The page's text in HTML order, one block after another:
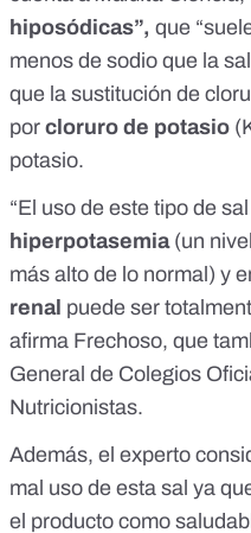
hiposódicas”, que
menos de sodio que la
que la sustitución de
por cloruro de potasio
potasio.
“El uso de este tipo de
hiperpotasemia (un
más alto de lo normal) y
renal puede ser
afirma Frechoso, que
General de Colegios
Nutricionistas.
Además, el experto
mal uso de esta sal ya
el producto como